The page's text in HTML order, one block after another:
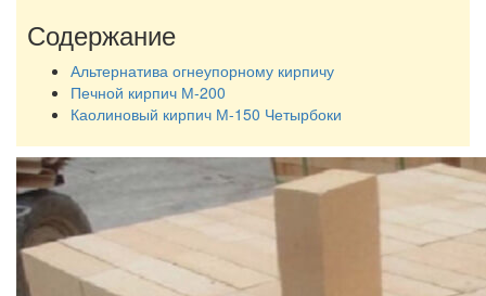
Содержание
Альтернатива огнеупорному кирпичу
Печной кирпич М-200
Каолиновый кирпич М-150 Четырбоки